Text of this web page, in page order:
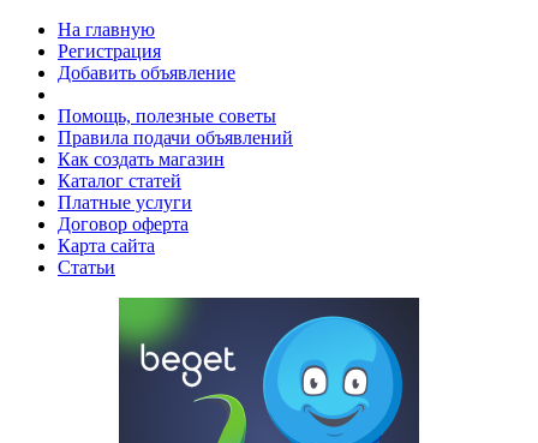
На главную
Регистрация
Добавить объявление
Помощь, полезные советы
Правила подачи объявлений
Как создать магазин
Каталог статей
Платные услуги
Договор оферта
Карта сайта
Статьи